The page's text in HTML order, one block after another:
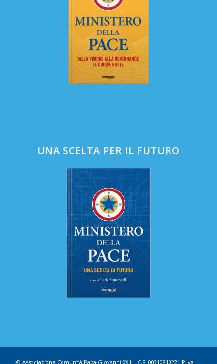
UNA SCELTA PER IL FUTURO
© Associazione Comunità Papa Giovanni XXIII - C.F. 00310810221 P.iva